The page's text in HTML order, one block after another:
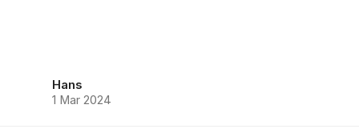
Hans
1 Mar 2024